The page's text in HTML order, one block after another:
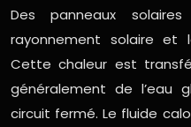
Des panneaux
rayonnement solaire et
Cette chaleur est
généralement de l’eau
circuit fermé. Le fluide